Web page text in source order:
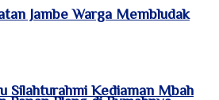
Jambe Warga Membludak
Silahturahmi Kediaman Mbah